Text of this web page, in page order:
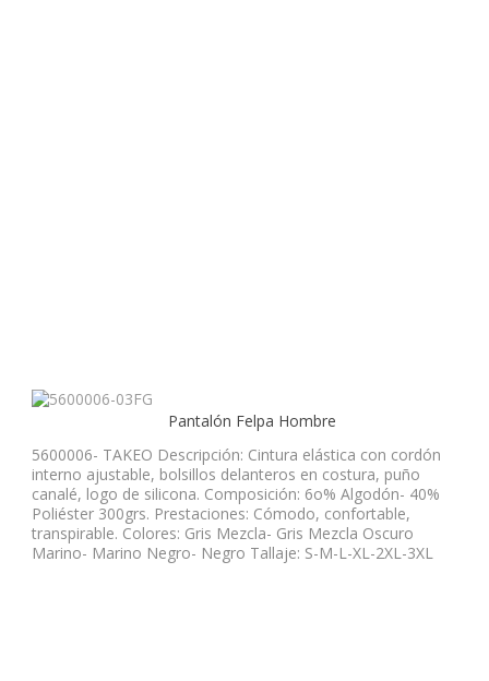
Pantalón Felpa Hombre
5600006- TAKEO Descripción: Cintura elástica con cordón
interno ajustable, bolsillos delanteros en costura, puño
canalé, logo de silicona. Composición: 6o% Algodón- 40%
Poliéster 300grs. Prestaciones: Cómodo, confortable,
transpirable. Colores: Gris Mezcla- Gris Mezcla Oscuro
Marino- Marino Negro- Negro Tallaje: S-M-L-XL-2XL-3XL